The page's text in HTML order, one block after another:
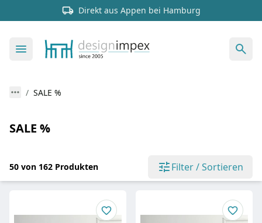
Direkt aus Appen bei Hamburg
SALE %
SALE %
50 von 162 Produkten Filter / Sortieren